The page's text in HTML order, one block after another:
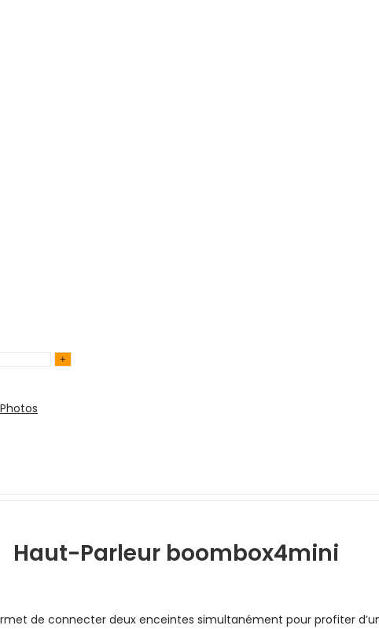
Haut-Parleur boombox4mini
de connecter deux enceintes simultanément pour profiter